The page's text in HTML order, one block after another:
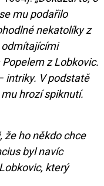
mu podařilo
nekatolíky z
z Lobkovic.
intriky. V podstatě
hrozí spiknutí.
že ho někdo chce
byl navíc
který